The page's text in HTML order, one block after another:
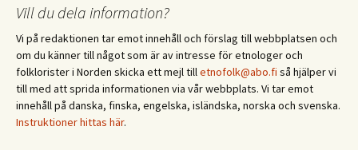
Vill du dela information?
Vi på redaktionen tar emot innehåll och förslag till webbplatsen och
om du känner till något som är av intresse för etnologer och
folklorister i Norden skicka ett mejl tilletnofolk@abo.fi så hjälper vi
till med att sprida informationen via vår webbplats. Vi tar emot
innehåll på danska, finska, engelska, isländska, norska och svenska.
Instruktioner hittas här.